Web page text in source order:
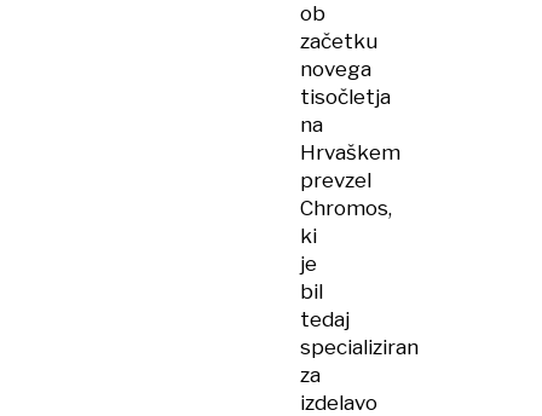
ob
začetku
novega
tisočletja
na
Hrvaškem
prevzel
Chromos,
ki
je
bil
tedaj
specializiran
za
izdelavo